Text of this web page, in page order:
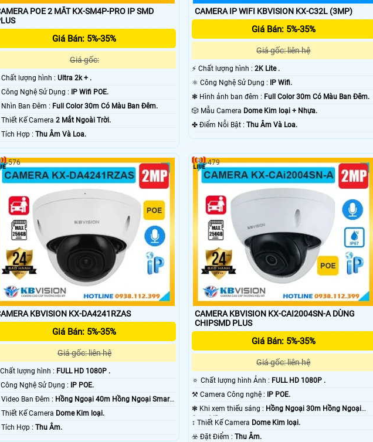
POE 2 MẮT KX-SM4P-PRO IP SMD
Giá Bán: 5%-35%
Giá gốc:
️👀 Chất lượng hình :Ultra 2k + .
👍 Công Nghệ Sử Dụng :
IP Wifi POE.
💥 Nhìn Ban Đêm : Full Color 30m Có Màu Ban Ðêm.
🕸️ Thiết Kế Camera2 Mắt Ngoài Trời.
️💮 Tích Hợp :Thu Âm Và Loa.
CAMERA IP WIFI KBVISION KX-C32L (3MP)
Giá Bán: 5%-35%
Giá gốc: liên hệ
️⚡ Chất lượng hình : 2K Lite .
⚛️ Công Nghệ Sử Dụng :
IP Wifi.
❃ Hình ảnh ban đêm : Full Color 30m Có Màu Ban Ðêm.
🎲 Mẫu Camera Dome Kim loại + Nhựa.
️✤ Điểm Nỗi Bật : Thu Âm Và Loa.
KBVISION KX-DA4241RZAS
Giá Bán: 5%-35%
Giá gốc: liên hệ
✨ Chất lượng hình : FULL HD 1080P .
⚙ Công Nghệ Sử Dụng :
IP POE.
🌙 Video Ban Đêm : Hồng Ngoại 40m Hồng Ngoại Smart
🎼️ Thiết Kế Camera Dome Kim loại.
️💠 Tích Hợp :Thu Âm.
576
CAMERA KBVISION KX-CAI2004SN-A DÙNG
CHIPSMD PLUS
Giá Bán: 5%-35%
Giá gốc: liên hệ
🔅 Chất lượng hình Ảnh : FULL HD 1080P .
⚒ Camera Công nghệ :
IP POE.
❃ Khi xem thiếu sáng : Hồng Ngoại 30m Hồng Ngoại
Smart IR.
↕️ Thiết Kế Camera Dome Kim loại.
️☣️ Đặt Điểm : Thu Âm.
479